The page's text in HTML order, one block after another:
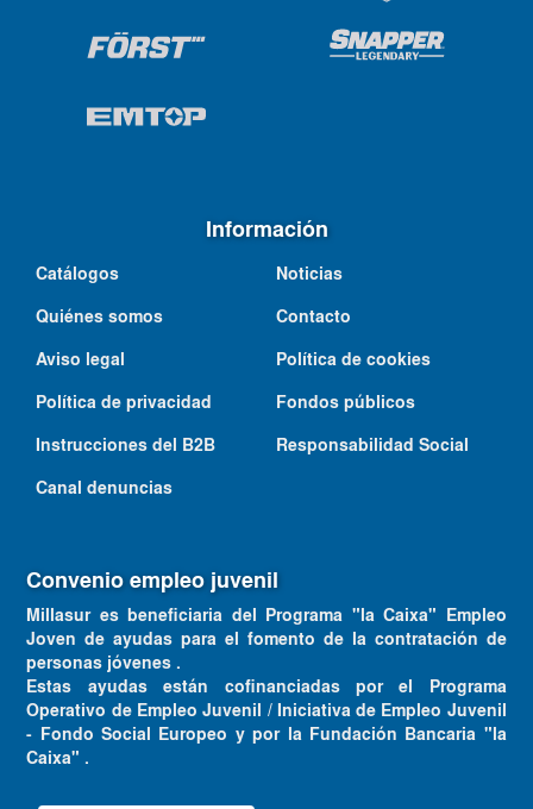
Información
Catálogos
Noticias
Quiénes somos
Contacto
Aviso legal
Política de cookies
Política de privacidad
Fondos públicos
Instrucciones del B2B
Responsabilidad Social
Canal denuncias
Convenio empleo juvenil
Millasur es beneficiaria del Programa "la Caixa" Empleo
Joven de ayudas para el fomento de la contratación de
personas jóvenes .
Estas ayudas están cofinanciadas por el Programa
Operativo de Empleo Juvenil / Iniciativa de Empleo Juvenil
- Fondo Social Europeo y por la Fundación Bancaria "la
Caixa" .